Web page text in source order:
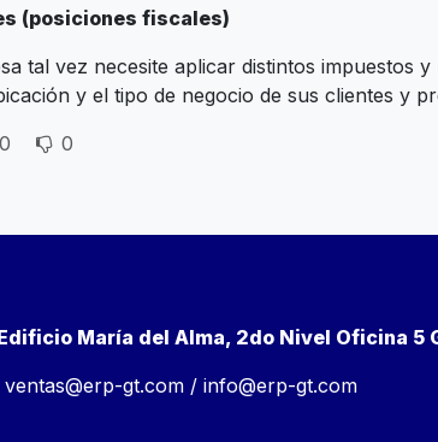
(posiciones fiscales)
tal vez necesite aplicar distintos impuestos
y el tipo de negocio de sus clientes y
0 0
María del Alma, 2do Nivel Oficina 5
ventas@erp-gt.com /info@erp-gt.com